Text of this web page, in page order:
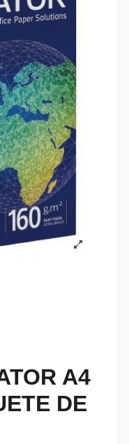
A4
DE